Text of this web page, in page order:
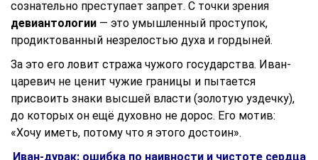
сознательно преступает запрет. С точки зрения
девиантологии — это умышленный проступок,
продиктованный незрелостью духа и гордыней.
За это его ловит стража чужого государства. Иван-
царевич не ценит чужие границы и пытается
присвоить знаки высшей власти (золотую уздечку),
до которых он ещё духовно не дорос. Его мотив:
«Хочу иметь, потому что я этого достоин».
Иван-дурак: ошибка по наивности и чистоте сердца